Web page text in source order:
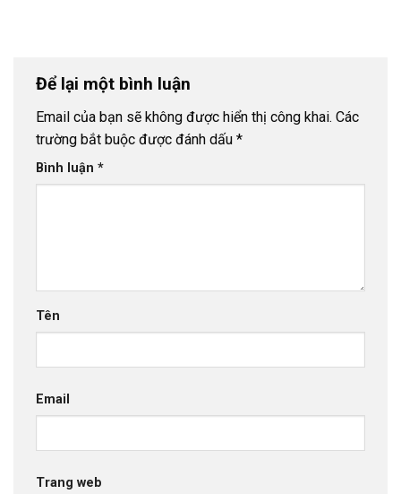
Để lại một bình luận
Email của bạn sẽ không được hiển thị công khai. Các
trường bắt buộc được đánh dấu *
Bình luận *
Tên
Email
Trang web